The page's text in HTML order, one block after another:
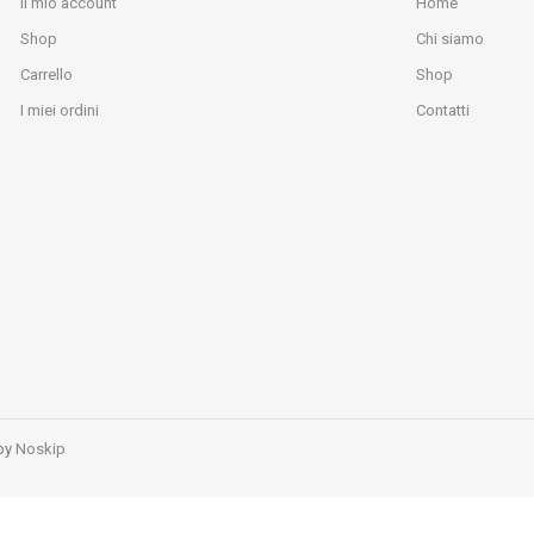
Shop
Carrello
I miei ordini
Chi siamo
Shop
Contatti
Noskip